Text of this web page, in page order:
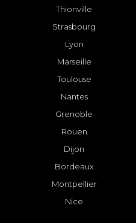
Thionville
Strasbourg
Lyon
Marseille
Toulouse
Nantes
Grenoble
Rouen
Dijon
Bordeaux
Montpellier
Nice